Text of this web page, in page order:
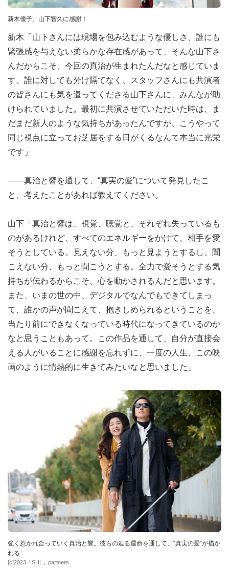
新木優子、山下智久に感謝！
新木「山下さんには現場を包み込むような優しさ、誰にも
緊張感を与えない柔らかな存在感があって、そんな山下さ
んだからこそ、今回の真治が生まれたんだなと感じていま
す。誰に対しても分け隔てなく、スタッフさんにも共演者
の皆さんにも気を遣ってくださる山下さんに、みんなが助
けられていました。最初に共演させていただいた時は、ま
だまだ新人のような気持ちがあったんですが、こうやって
同じ視点に立ってお芝居をする日がくるなんて本当に光栄
です」
――真治と響を通して、“真実の愛”について発見したこ
と、考えたことがあれば教えてください。
山下「真治と響は、視覚、聴覚と、それぞれ失っているも
のがあるけれど、すべてのエネルギーをかけて、相手を愛
そうとしている。見えない分、もっと見ようとするし、聞
こえない分、もっと聞こうとする。全力で愛そうとする気
持ちが伝わるからこそ、心を動かされるんだと思います。
また、いまの世の中、デジタルでなんでもできてしまっ
て、誰かの声が聞こえて、抱きしめられるということを、
当たり前にできなくなっている時代になってきているのか
なと思うこともあって。この作品を通して、自分が直接会
える人がいることに感謝を忘れずに、一度の人生、この映
画のように情熱的に生きてみたいなと思いました」
強く惹かれ合っていく真治と響。彼らの辿る運命を通して、“真実の愛”が描か
れる
[c]2023「SHL」partners